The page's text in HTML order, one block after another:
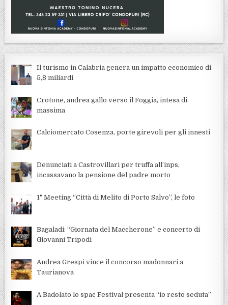
Il turismo in Calabria genera un impatto economico di
5,8 miliardi
Crotone, andrea gallo verso il Foggia, intesa di
massima
Calciomercato Cosenza, porte girevoli per gli innesti
Denunciati a Castrovillari per truffa all’inps,
incassavano la pensione del padre morto
1° Meeting “Città di Melito di Porto Salvo”, le foto
Bagaladi: “Giornata del Maccherone” e concerto di
Giovanni Tripodi
Andrea Grespi vince il concorso madonnari a
Taurianova
A Badolato lo spac Festival presenta “io resto seduta”